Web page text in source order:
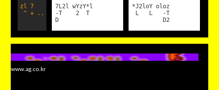
zl 7
^ + ..
7L2l wYzY*l
-T 2 T
D
*J2loY oloz
L L -T
D2
www.ag.co.kr